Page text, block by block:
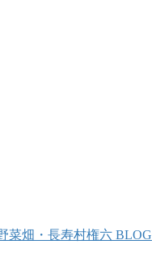
菜畑・長寿村権六 BLOG